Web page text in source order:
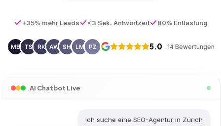
+35% mehr Leads <3 Sek. Antwortzeit 80% Entlastung
5.0 · 14 Bewertungen
AI Chatbot Live
Ich suche eine SEO-Agentur in Zürich